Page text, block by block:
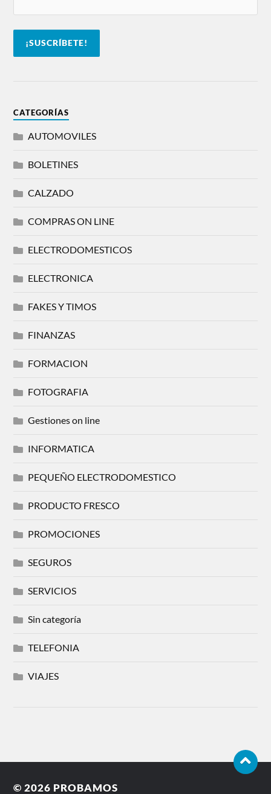
CATEGORÍAS
AUTOMOVILES
BOLETINES
CALZADO
COMPRAS ON LINE
ELECTRODOMESTICOS
ELECTRONICA
FAKES Y TIMOS
FINANZAS
FORMACION
FOTOGRAFIA
Gestiones on line
INFORMATICA
PEQUEÑO ELECTRODOMESTICO
PRODUCTO FRESCO
PROMOCIONES
SEGUROS
SERVICIOS
Sin categoría
TELEFONIA
VIAJES
© 2026 PROBAMOS